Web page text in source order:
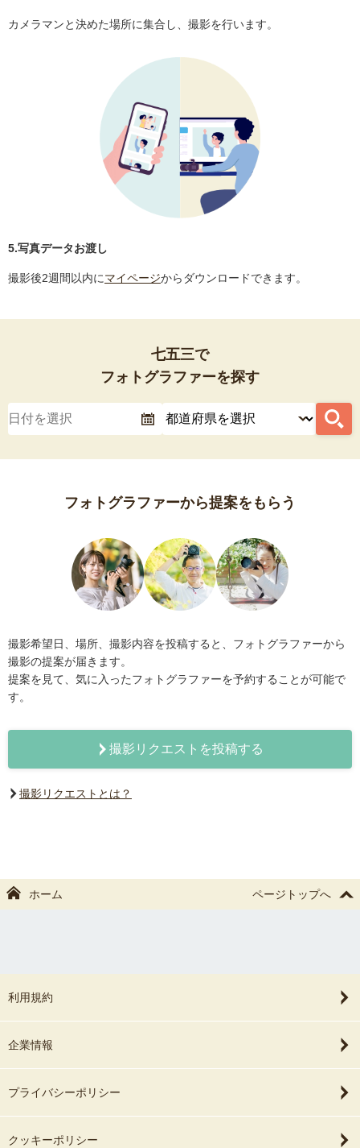
カメラマンと決めた場所に集合し、撮影を行います。
5.写真データお渡し
撮影後2週間以内にマイページからダウンロードできます。
七五三で
フォトグラファーを探す
フォトグラファーから提案をもらう
撮影希望日、場所、撮影内容を投稿すると、フォトグラファーから
撮影の提案が届きます。
提案を見て、気に入ったフォトグラファーを予約することが可能で
す。
撮影リクエストを投稿する
撮影リクエストとは？
ホーム ページトップへ
利用規約
企業情報
プライバシーポリシー
クッキーポリシー